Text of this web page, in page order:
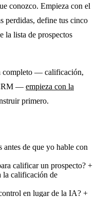
conozco. Empieza con el
perdidas, define tus cinco
la lista de prospectos
completo — calificación,
— empieza con la
primero.
de que yo hable con
calificar un prospecto? +
la calificación de
en lugar de la IA? +